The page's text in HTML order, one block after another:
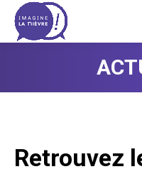
Retrouvez